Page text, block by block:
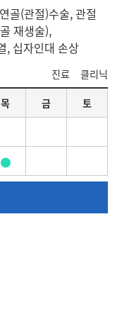
골(관절)수술, 관절
재생술),
, 십자인대 손상
진료
클리닉
목 금 토